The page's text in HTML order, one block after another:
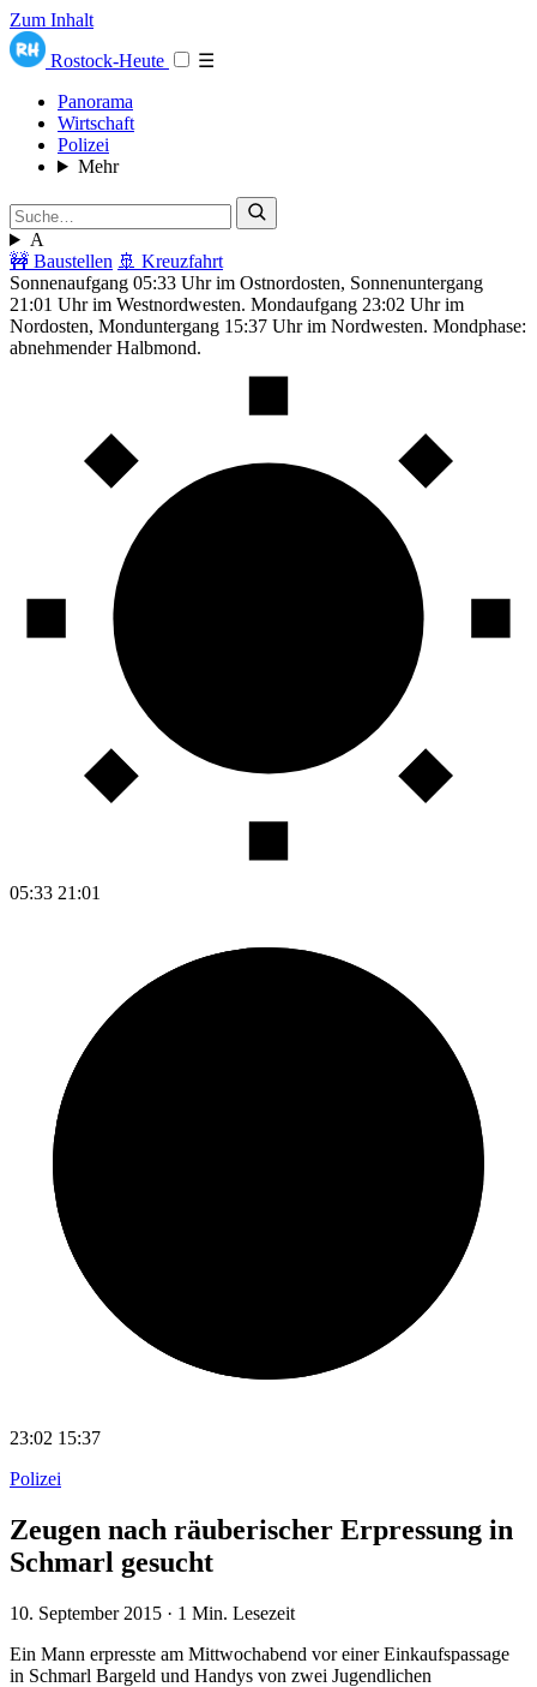
Zum Inhalt
Rostock-Heute
☰
Panorama
Wirtschaft
Polizei
Mehr
A
🚧 Baustellen 🚢 Kreuzfahrt
Sonnenaufgang 05:33 Uhr im Ostnordosten, Sonnenuntergang
21:01 Uhr im Westnordwesten. Mondaufgang 23:02 Uhr im
Nordosten, Monduntergang 15:37 Uhr im Nordwesten. Mondphase:
abnehmender Halbmond.
05:33 21:01
23:02 15:37
Polizei
Zeugen nach räuberischer Erpressung in
Schmarl gesucht
10. September 2015 · 1 Min. Lesezeit
Ein Mann erpresste am Mittwochabend vor einer Einkaufspassage
in Schmarl Bargeld und Handys von zwei Jugendlichen